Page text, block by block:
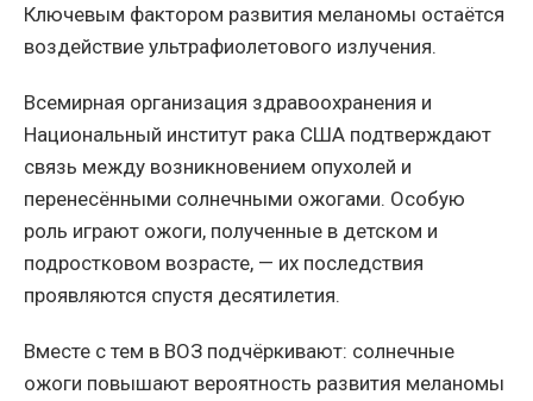
Ключевым фактором развития меланомы остаётся
воздействие ультрафиолетового излучения.
Всемирная организация здравоохранения и
Национальный институт рака США подтверждают
связь между возникновением опухолей и
перенесёнными солнечными ожогами. Особую
роль играют ожоги, полученные в детском и
подростковом возрасте, — их последствия
проявляются спустя десятилетия.
Вместе с тем в ВОЗ подчёркивают: солнечные
ожоги повышают вероятность развития меланомы